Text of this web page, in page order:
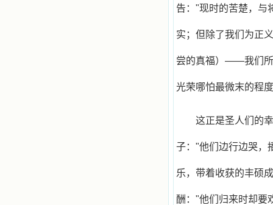
告："现时的苦楚，与
实；但除了我们为正
尝的真福）——我们所
光荣哪怕最微末的程
这正是圣人们的
子："他们边行边哭，
乐，带着收获的丰硕
酬："他们归来时却要